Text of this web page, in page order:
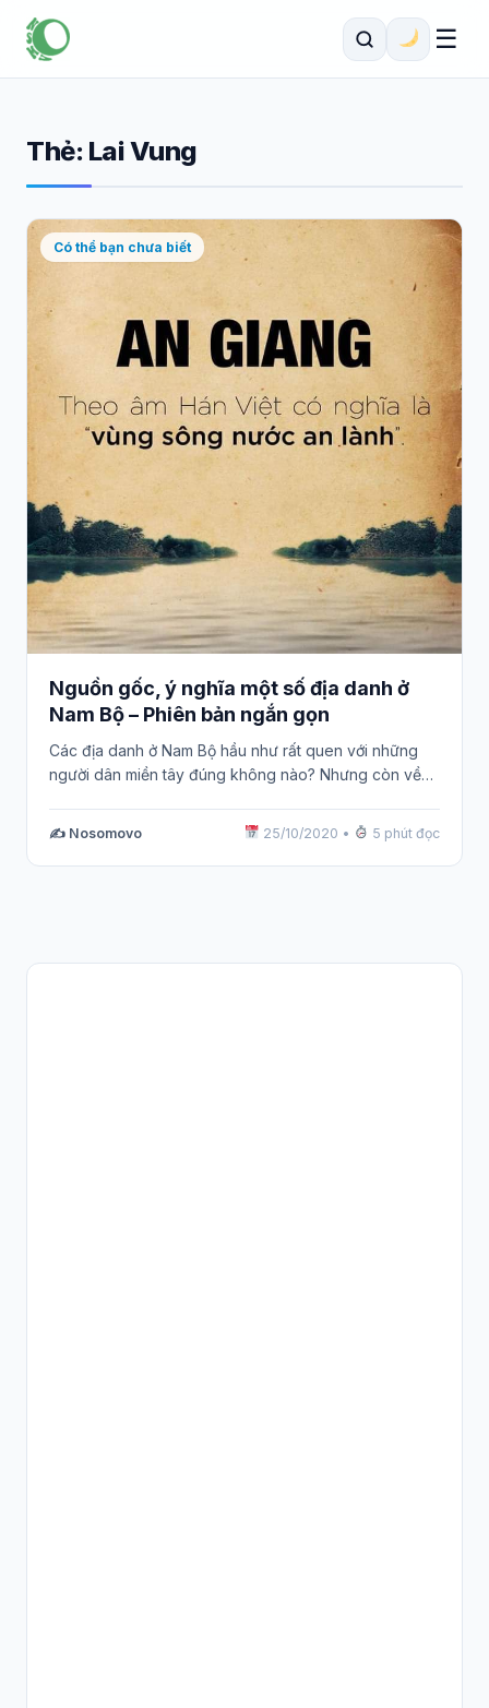
☰
Thẻ: Lai Vung
Có thể bạn chưa biết
Nguồn gốc, ý nghĩa một số địa danh ở
Nam Bộ – Phiên bản ngắn gọn
Các địa danh ở Nam Bộ hầu như rất quen với những
người dân miền tây đúng không nào? Nhưng còn về…
✍️ Nosomovo 25/10/2020 • 5 phút đọc